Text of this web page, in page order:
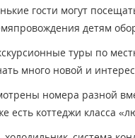
гости могут
детям
туры по
много новой и
номера разной
есть коттеджи класса